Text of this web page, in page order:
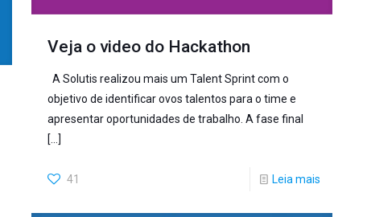
Veja o video do Hackathon
A Solutis realizou mais um Talent Sprint com o
objetivo de identificar ovos talentos para o time e
apresentar oportunidades de trabalho. A fase final
[…]
41 Leia mais